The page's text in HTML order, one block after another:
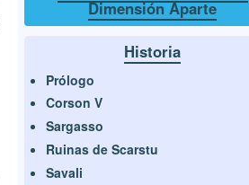
Dimensión Aparte
Historia
Prólogo
Corson V
Sargasso
Ruinas de Scarstu
Savali